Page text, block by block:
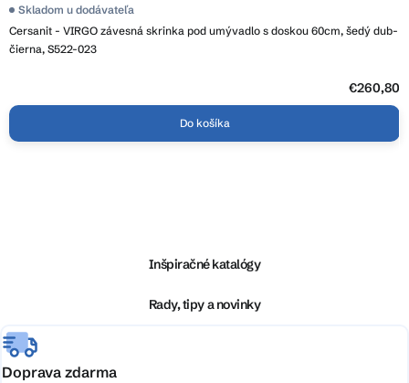
Cersanit - VIRGO závesná skrinka pod umývadlo s doskou 60cm, šedý dub-
čierna, S522-023
Skladom u dodávateľa
€260,80
Do košíka
e
Inšpiračné katalógy
Rady, tipy a novinky
Doprava zdarma